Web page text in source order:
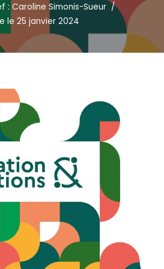
: Caroline Simonis-Sueur
le 25 janvier 2024